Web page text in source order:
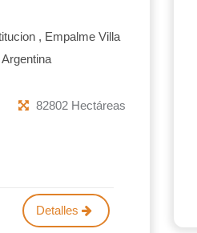
, Empalme Villa
82802 Hectáreas
Detalles